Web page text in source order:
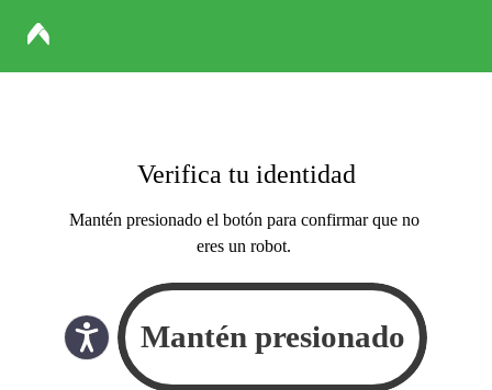
Verifica tu identidad
Mantén presionado el botón para confirmar que no
eres un robot.